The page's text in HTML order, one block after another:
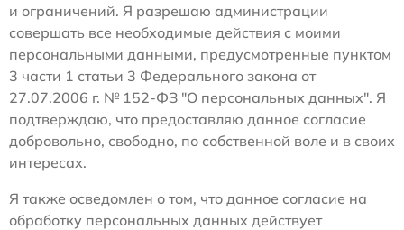
и ограничений. Я разрешаю администрации
совершать все необходимые действия с моими
персональными данными, предусмотренные пунктом
3 части 1 статьи 3 Федерального закона от
27.07.2006 г. № 152-ФЗ "О персональных данных". Я
подтверждаю, что предоставляю данное согласие
добровольно, свободно, по собственной воле и в своих
интересах.
Я также осведомлен о том, что данное согласие на
обработку персональных данных действует